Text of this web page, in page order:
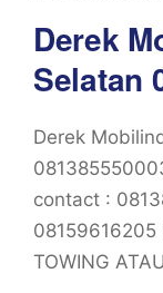
Derek
Selatan
Derek
contact :
08159616205
TOWING